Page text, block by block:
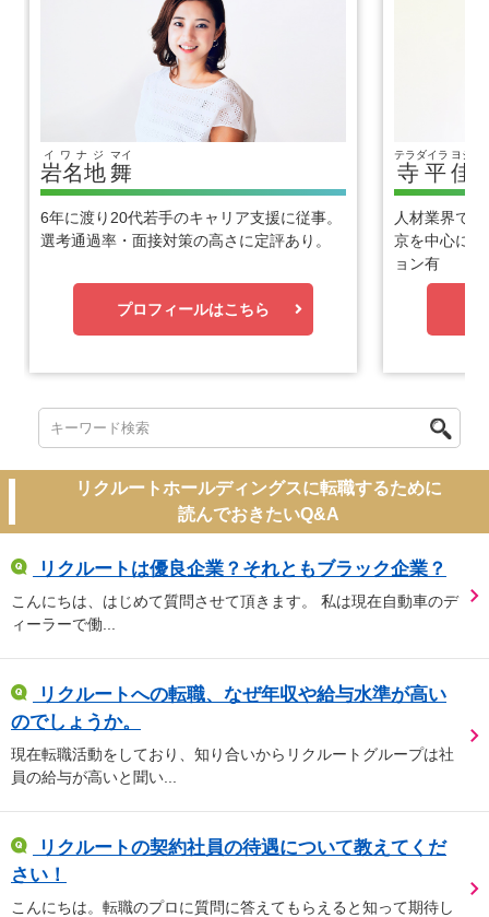
岩名地
イワナジ
舞
マイ
6年に渡り20代若手のキャリア支援に従事。
選考通過率・面接対策の高さに定評あり。
プロフィールはこちら
寺平
テラダイラ
佳
ヨシヒ
人材業界で
京を中心に
ョン有
リクルートホールディングスに転職するために
読んでおきたいQ&A
リクルートは優良企業？それともブラック企業？
こんにちは、はじめて質問させて頂きます。 私は現在自動車のデ
ィーラーで働...
リクルートへの転職、なぜ年収や給与水準が高い
のでしょうか。
現在転職活動をしており、知り合いからリクルートグループは社
員の給与が高いと聞い...
リクルートの契約社員の待遇について教えてくだ
さい！
こんにちは。転職のプロに質問に答えてもらえると知って期待し